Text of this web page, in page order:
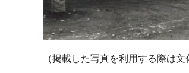
（掲載した写真を利用する際は